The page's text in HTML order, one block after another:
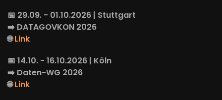
📅 29.09. - 01.10.2026 | Stuttgart
➡️ DATAGOVKON 2026
🌐Link
📅 14.10. - 16.10.2026 | Köln
➡️ Daten-WG 2026
🌐Link